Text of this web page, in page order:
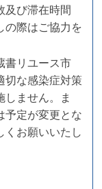
及び滞在時間
の際はご協力を
書リユース市
切な感染症対策
しません。ま
予定が変更とな
くお願いいたし